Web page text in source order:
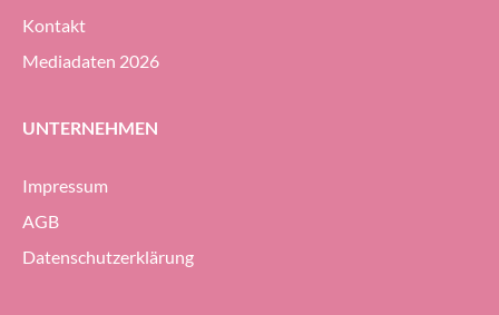
Kontakt
Mediadaten 2026
UNTERNEHMEN
Impressum
AGB
Datenschutzerklärung